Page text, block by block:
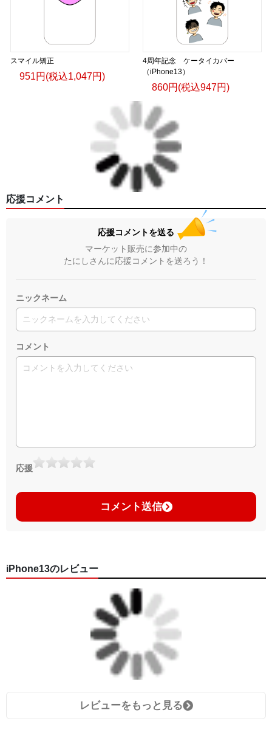
スマイル矯正
951円(税込1,047円)
4周年記念 ケータイカバー
（iPhone13）
860円(税込947円)
応援コメント
応援コメントを送る
マーケット販売に参加中の
たにしさんに応援コメントを送ろう！
ニックネーム
コメント
応援
コメント送信
iPhone13のレビュー
レビューをもっと見る